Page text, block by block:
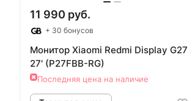
11 990 руб.
+ 30 бонусов
Монитор Xiaomi Redmi Display G27
27' (P27FBB-RG)
Последняя цена на наличие